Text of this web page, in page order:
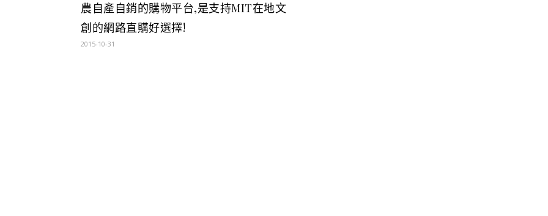
農自產自銷的購物平台,是支持MIT在地文
創的網路直購好選擇!
2015-10-31